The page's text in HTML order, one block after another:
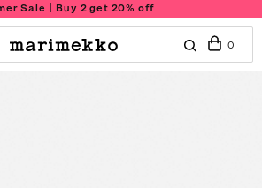
Sale｜Buy 2 get 20% off
0